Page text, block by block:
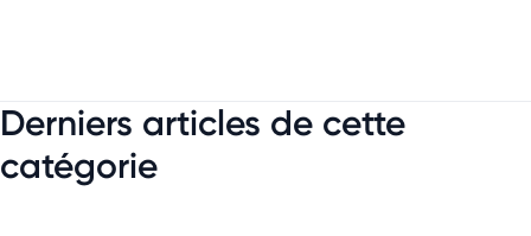
Derniers articles de cette
catégorie